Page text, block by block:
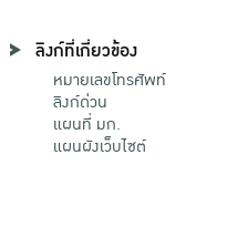
ลิงก์ที่เกี่ยวข้อง
หมายเลขโทรศัพท์
ลิงก์ด่วน
แผนที่ มก.
แผนผังเว็บไซต์